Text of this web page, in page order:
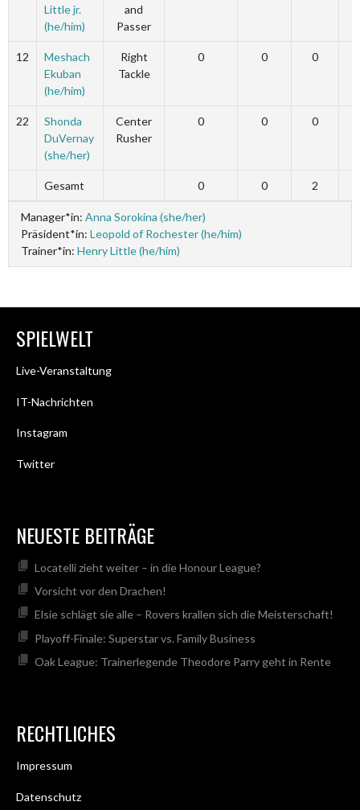
Little jr.
(he/him)
and
Passer
12
Meshach
Ekuban
(he/him)
Right
Tackle
0 0 0
22
Shonda
DuVernay
(she/her)
Center
Rusher
0 0 0
Gesamt 0 0 2
Manager*in: Anna Sorokina (she/her)
Präsident*in: Leopold of Rochester (he/him)
Trainer*in: Henry Little (he/him)
SPIELWELT
Live-Veranstaltung
IT-Nachrichten
Instagram
Twitter
NEUESTE BEITRÄGE
Locatelli zieht weiter – in die Honour League?
Vorsicht vor den Drachen!
Elsie schlägt sie alle – Rovers krallen sich die Meisterschaft!
Playoff-Finale: Superstar vs. Family Business
Oak League: Trainerlegende Theodore Parry geht in Rente
RECHTLICHES
Impressum
Datenschutz